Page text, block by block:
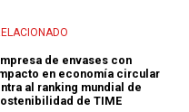
de envases con
en economía circular
al ranking mundial de
de TIME